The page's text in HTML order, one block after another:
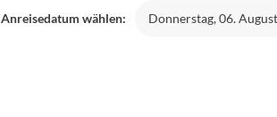
Anreisedatum wählen: Donnerstag, 06.